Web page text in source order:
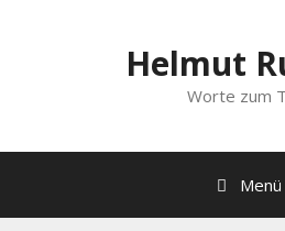
Helmut
Worte zum
Menü